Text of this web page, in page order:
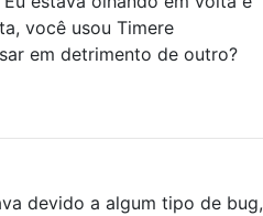
você usou Timere
em detrimento de outro?
devido a algum tipo de bug,